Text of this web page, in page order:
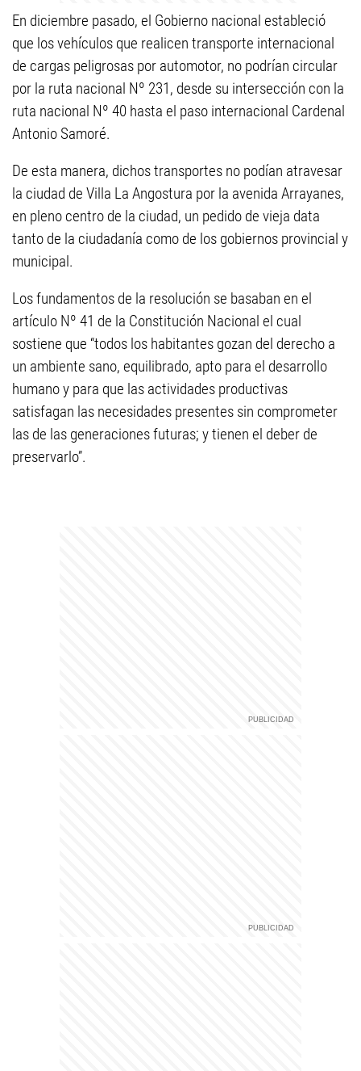
En diciembre pasado, el Gobierno nacional estableció
que los vehículos que realicen transporte internacional
de cargas peligrosas por automotor, no podrían circular
por la ruta nacional Nº 231, desde su intersección con la
ruta nacional Nº 40 hasta el paso internacional Cardenal
Antonio Samoré.
De esta manera, dichos transportes no podían atravesar
la ciudad de Villa La Angostura por la avenida Arrayanes,
en pleno centro de la ciudad, un pedido de vieja data
tanto de la ciudadanía como de los gobiernos provincial y
municipal.
Los fundamentos de la resolución se basaban en el
artículo Nº 41 de la Constitución Nacional el cual
sostiene que “todos los habitantes gozan del derecho a
un ambiente sano, equilibrado, apto para el desarrollo
humano y para que las actividades productivas
satisfagan las necesidades presentes sin comprometer
las de las generaciones futuras; y tienen el deber de
preservarlo”.